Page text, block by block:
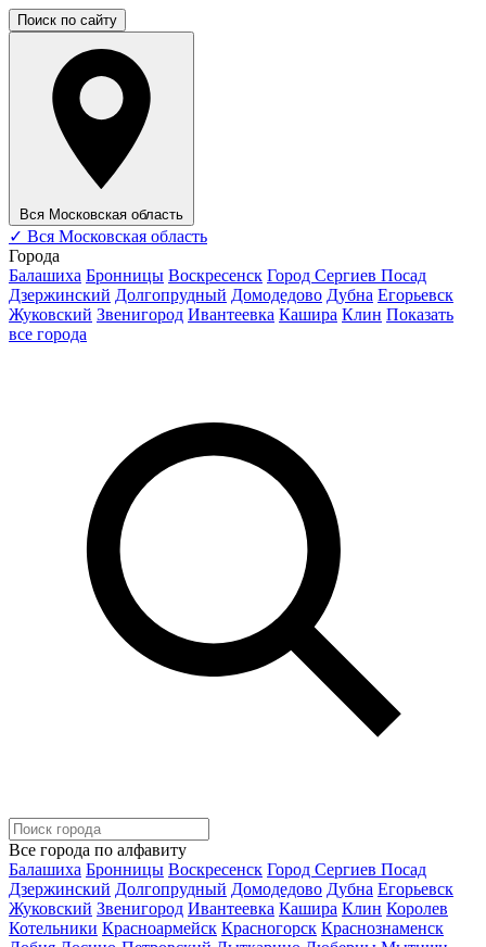
Поиск по сайту
Вся Московская область
✓ Вся Московская область
Города
Балашиха Бронницы Воскресенск Город Сергиев Посад
Дзержинский Долгопрудный Домодедово Дубна Егорьевск
Жуковский Звенигород Ивантеевка Кашира Клин Показать
все города
Все города по алфавиту
Балашиха Бронницы Воскресенск Город Сергиев Посад
Дзержинский Долгопрудный Домодедово Дубна Егорьевск
Жуковский Звенигород Ивантеевка Кашира Клин Королев
Котельники Красноармейск Красногорск Краснознаменск